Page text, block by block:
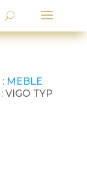
U
: MEBLE
: VIGO TYP